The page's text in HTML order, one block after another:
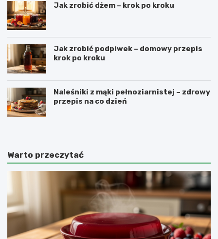
Jak zrobić dżem – krok po kroku
Jak zrobić podpiwek – domowy przepis
krok po kroku
Naleśniki z mąki pełnoziarnistej – zdrowy
przepis na co dzień
Warto przeczytać